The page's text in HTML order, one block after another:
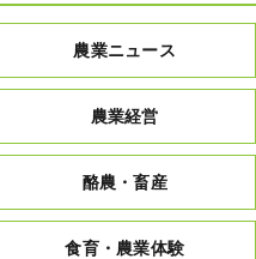
農業ニュース
農業経営
酪農・畜産
食育・農業体験